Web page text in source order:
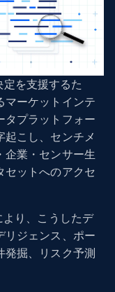
定を支援するた
マーケットインテ
タプラットフォー
起こし、センチメ
企業・センサー生
セットへのアクセ
より、こうしたデ
リジェンス、ポー
発掘、リスク予測